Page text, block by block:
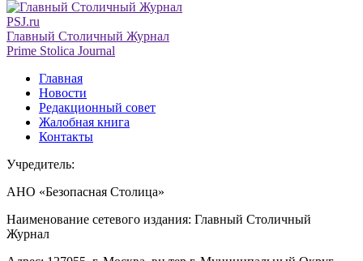
PSJ.ru
Главный Столичный Журнал
Prime Stolica Journal
Главная
Новости
Редакционный совет
Жалобная книга
Контакты
Учредитель:
АНО «Безопасная Столица»
Наименование сетевого издания: Главный Столичный
Журнал